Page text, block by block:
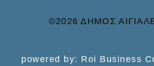
©2026 ΔΗΜΟΣ
powered by: Roi Business